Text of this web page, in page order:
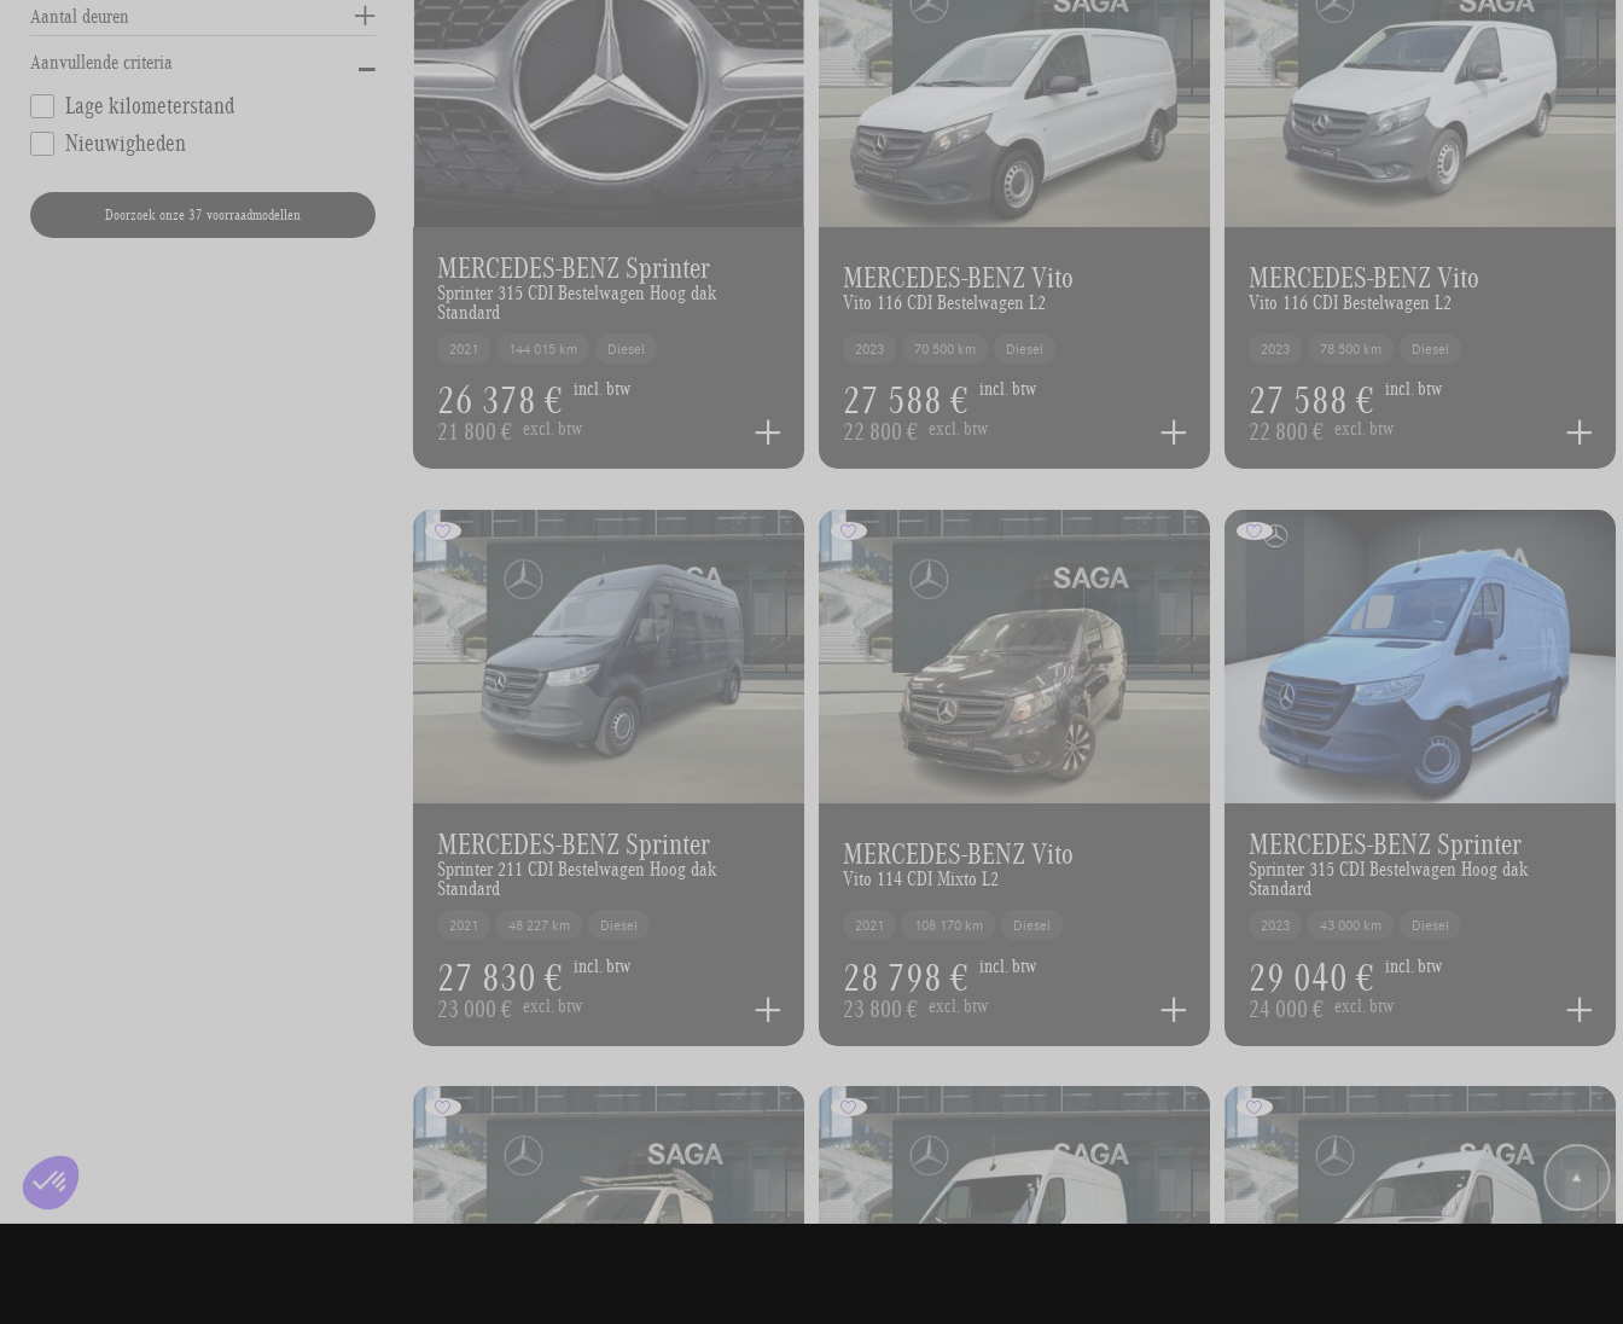
Aantal deuren
Aanvullende criteria
-
Lage kilometerstand
Nieuwigheden
Doorzoek onze 37 voorraadmodellen
MERCEDES-BENZ Sprinter
Sprinter 315 CDI Bestelwagen Hoog dak
Standard
2021 144 015 km Diesel
26 378 € incl. btw
21 800 € excl. btw
MERCEDES-BENZ Vito
Vito 116 CDI Bestelwagen L2
2023 70 500 km Diesel
27 588 € incl. btw
22 800 € excl. btw
MERCEDES-BENZ Vito
Vito 116 CDI Bestelwagen L2
2023 78 500 km Diesel
27 588 € incl. btw
22 800 € excl. btw
MERCEDES-BENZ Sprinter
Sprinter 211 CDI Bestelwagen Hoog dak
Standard
2021 48 227 km Diesel
27 830 € incl. btw
23 000 € excl. btw
MERCEDES-BENZ Vito
Vito 114 CDI Mixto L2
2021 108 170 km Diesel
28 798 € incl. btw
23 800 € excl. btw
MERCEDES-BENZ Sprinter
Sprinter 315 CDI Bestelwagen Hoog dak
Standard
2023 43 000 km Diesel
29 040 € incl. btw
24 000 € excl. btw